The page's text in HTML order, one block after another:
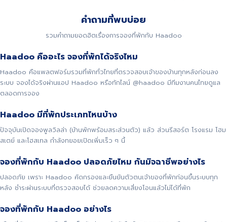
คำถามที่พบบ่อย
รวมคำถามยอดฮิตเรื่องการจองที่พักกับ Haadoo
Haadoo คืออะไร จองที่พักได้จริงไหม
Haadoo คือแพลตฟอร์มรวมที่พักทั่วไทยที่ตรวจสอบเจ้าของบ้านทุกหลังก่อนลง
ระบบ จองได้จริงผ่านแอป Haadoo หรือทักไลน์ @haadoo มีทีมงานคนไทยดูแล
ตลอดการจอง
Haadoo มีที่พักประเภทไหนบ้าง
ปัจจุบันเปิดจองพูลวิลล่า (บ้านพักพร้อมสระส่วนตัว) แล้ว ส่วนรีสอร์ต โรงแรม โฮม
สเตย์ และโฮสเทล กำลังทยอยเปิดเพิ่มเร็ว ๆ นี้
จองที่พักกับ Haadoo ปลอดภัยไหม กันมิจฉาชีพอย่างไร
ปลอดภัย เพราะ Haadoo คัดกรองและยืนยันตัวตนเจ้าของที่พักก่อนขึ้นระบบทุก
หลัง ชำระผ่านระบบที่ตรวจสอบได้ ช่วยลดความเสี่ยงโอนแล้วไม่ได้ที่พัก
จองที่พักกับ Haadoo อย่างไร